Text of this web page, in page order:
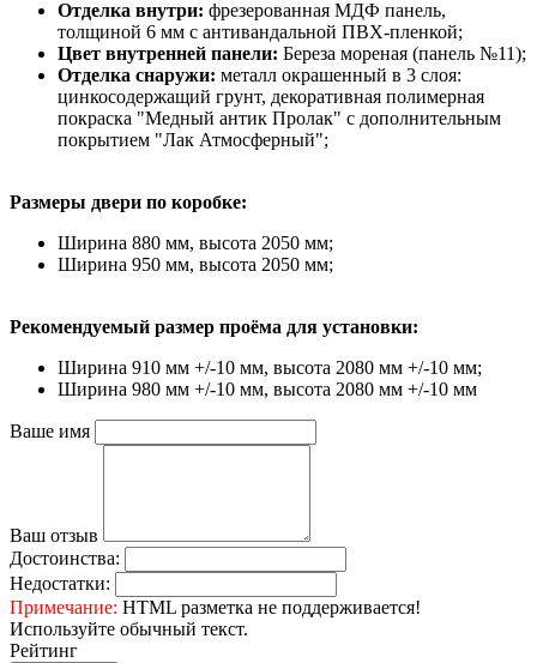
Отделка внутри: фрезерованная МДФ панель,
толщиной 6 мм с антивандальной ПВХ-пленкой;
Цвет внутренней панели: Береза мореная (панель №11);
Отделка снаружи: металл окрашенный в 3 слоя:
цинкосодержащий грунт, декоративная полимерная
покраска "Медный антик Пролак" с дополнительным
покрытием "Лак Атмосферный";
Размеры двери по коробке:
Ширина 880 мм, высота 2050 мм;
Ширина 950 мм, высота 2050 мм;
Рекомендуемый размер проёма для установки:
Ширина 910 мм +/-10 мм, высота 2080 мм +/-10 мм;
Ширина 980 мм +/-10 мм, высота 2080 мм +/-10 мм
Ваше имя
Ваш отзыв
Достоинства:
Недостатки:
Примечание: HTML разметка не поддерживается!
Используйте обычный текст.
Рейтинг